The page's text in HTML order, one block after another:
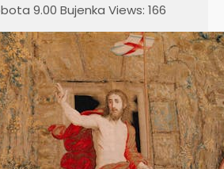
9.00 Bujenka Views: 166